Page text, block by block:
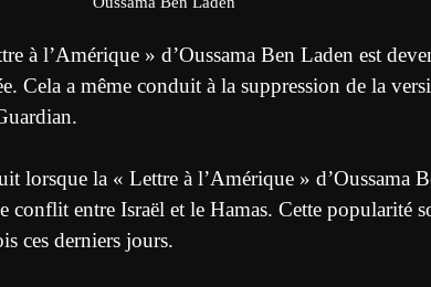
à l’Amérique » d’Oussama Ben Laden est
Cela a même conduit à la suppression de la
lorsque la « Lettre à l’Amérique » d’Oussama
conflit entre Israël et le Hamas. Cette popularité
ces derniers jours.